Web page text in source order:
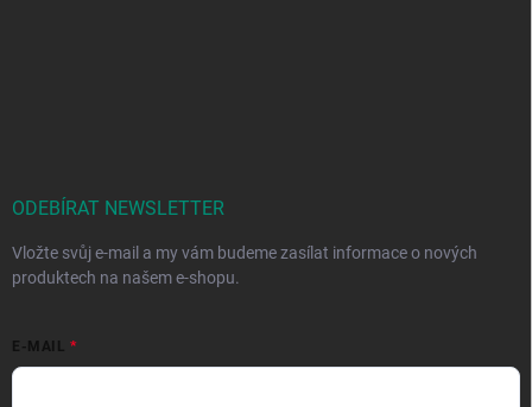
ODEBÍRAT NEWSLETTER
Vložte svůj e-mail a my vám budeme zasílat informace o nových
produktech na našem e-shopu.
E-MAIL